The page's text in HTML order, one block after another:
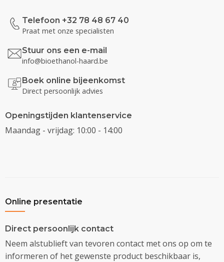
Telefoon +32 78 48 67 40
Praat met onze specialisten
Stuur ons een e-mail
info@bioethanol-haard.be
Boek online bijeenkomst
Direct persoonlijk advies
Openingstijden klantenservice
Maandag - vrijdag: 10:00 - 14:00
Online presentatie
Direct persoonlijk contact
Neem alstublieft van tevoren contact met ons op om te
informeren of het gewenste product beschikbaar is,